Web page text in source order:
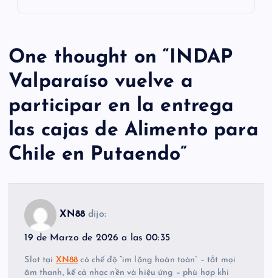
One thought on “INDAP
Valparaíso vuelve a
participar en la entrega
las cajas de Alimento para
Chile en Putaendo”
XN88 dijo:
19 de Marzo de 2026 a las 00:35
Slot tại XN88 có chế độ “im lặng hoàn toàn” – tắt mọi
âm thanh, kể cả nhạc nền và hiệu ứng – phù hợp khi